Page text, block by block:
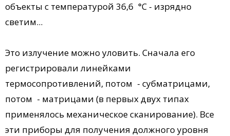
объекты с температурой 36,6 °С - изрядно
светим...
Это излучение можно уловить. Сначала его
регистрировали линейками
термосопротивлений, потом - субматрицами,
потом - матрицами (в первых двух типах
применялось механическое сканирование). Все
эти приборы для получения должного уровня